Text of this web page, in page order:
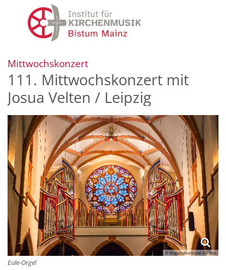
Zum Inhalt springen
Mittwochskonzert:
111. Mittwochskonzert mit
Josua Velten / Leipzig
© Regionalkantorat Gießen
Eule-Orgel